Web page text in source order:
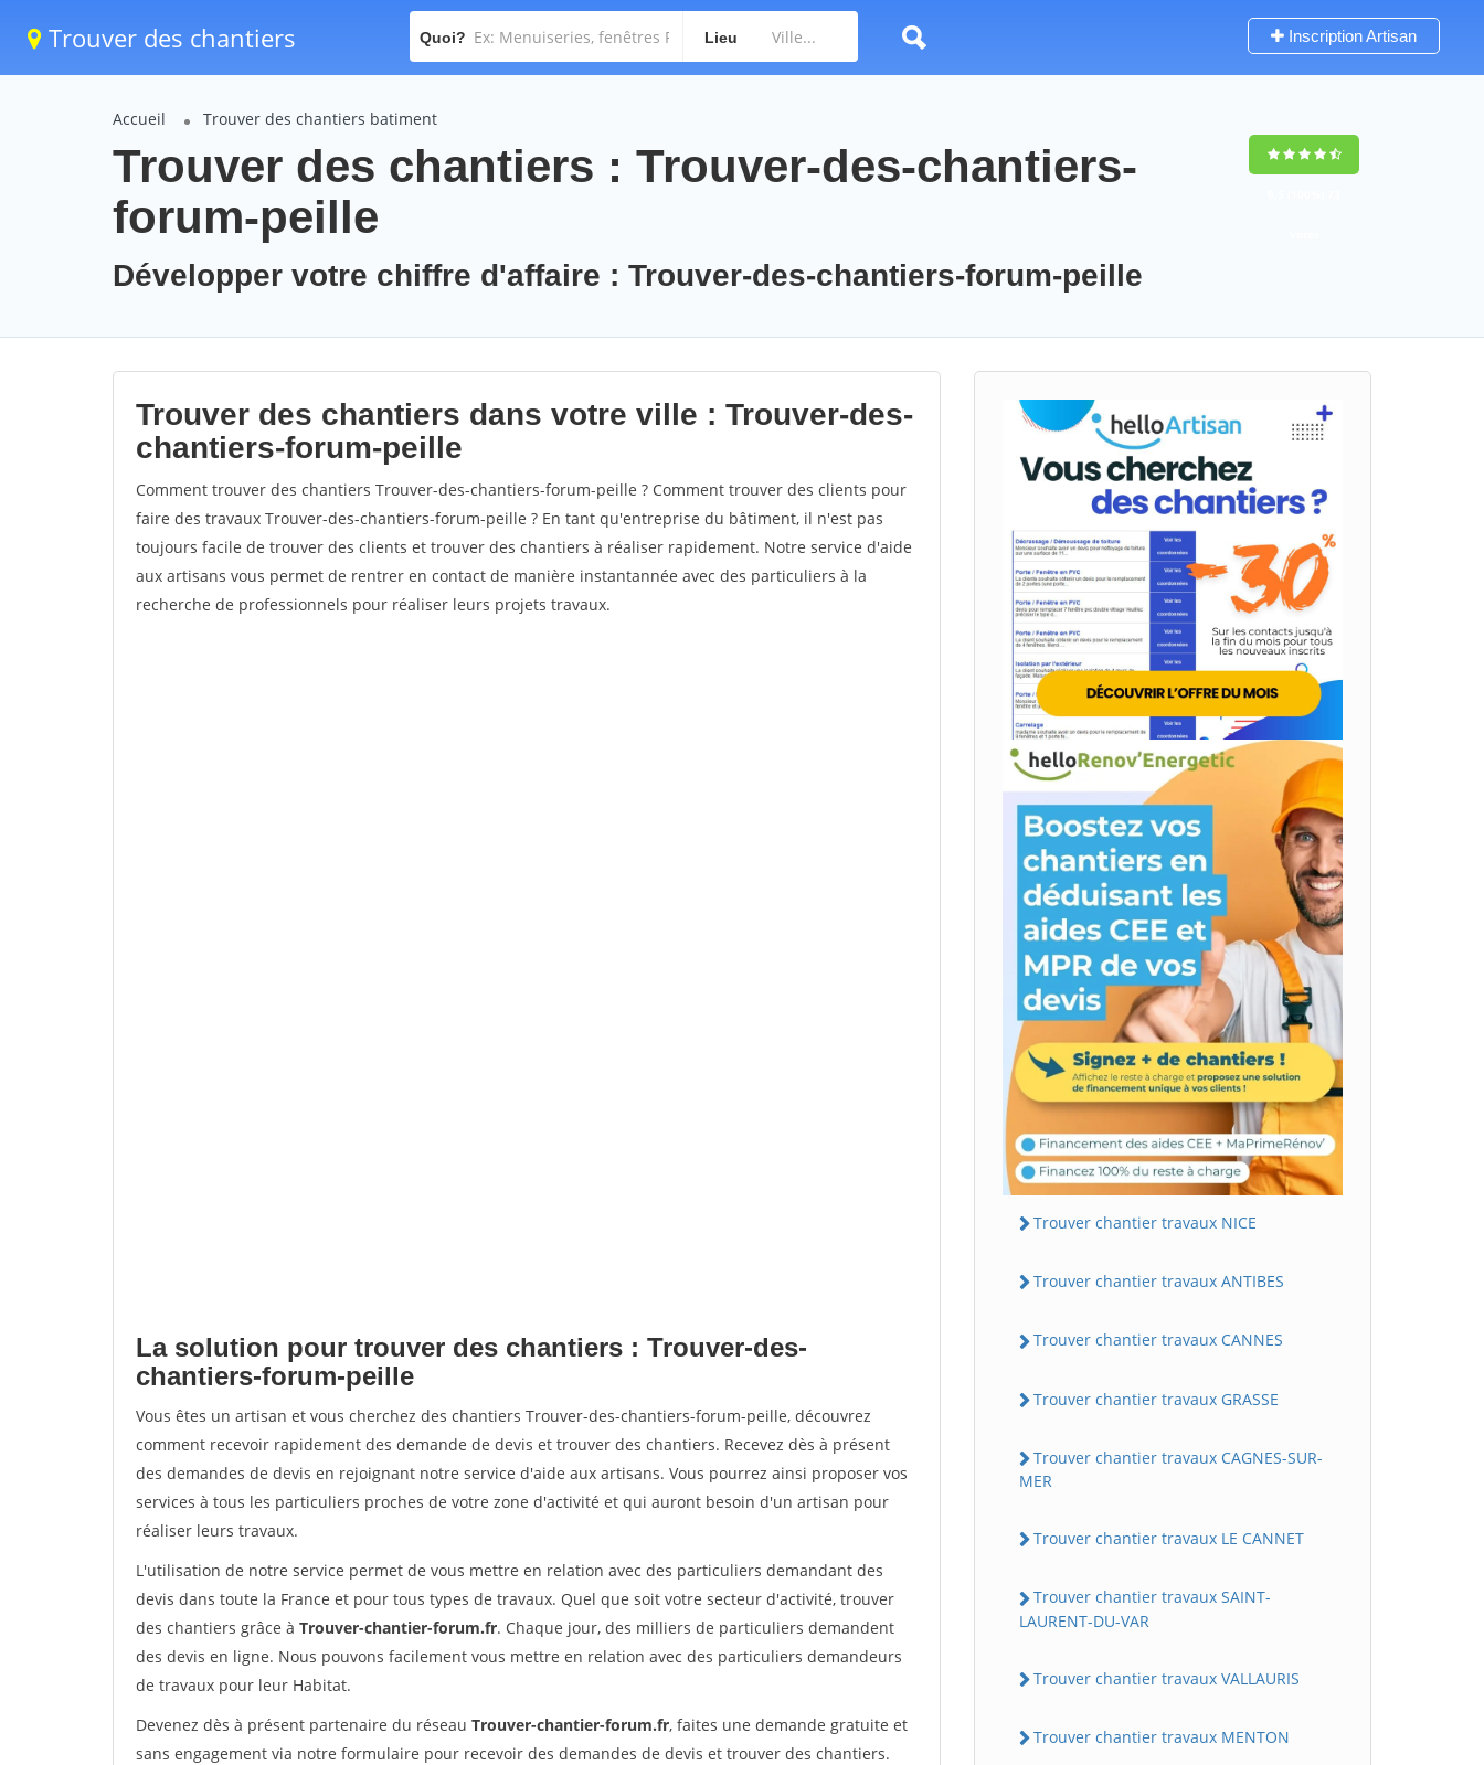
Trouver des chantiers Quoi? Lieu Inscription Artisan
Accueil Trouver des chantiers batiment
Trouver des chantiers : Trouver-des-chantiers-
forum-peille
Développer votre chiffre d'affaire : Trouver-des-chantiers-forum-peille
Trouver des chantiers dans votre ville : Trouver-des-
chantiers-forum-peille
Comment trouver des chantiers Trouver-des-chantiers-forum-peille ? Comment trouver des clients pour
faire des travaux Trouver-des-chantiers-forum-peille ? En tant qu'entreprise du bâtiment, il n'est pas
toujours facile de trouver des clients et trouver des chantiers à réaliser rapidement. Notre service d'aide
aux artisans vous permet de rentrer en contact de manière instantannée avec des particuliers à la
recherche de professionnels pour réaliser leurs projets travaux.
La solution pour trouver des chantiers : Trouver-des-
chantiers-forum-peille
Vous êtes un artisan et vous cherchez des chantiers Trouver-des-chantiers-forum-peille, découvrez
comment recevoir rapidement des demande de devis et trouver des chantiers. Recevez dès à présent
des demandes de devis en rejoignant notre service d'aide aux artisans. Vous pourrez ainsi proposer vos
services à tous les particuliers proches de votre zone d'activité et qui auront besoin d'un artisan pour
réaliser leurs travaux.
L'utilisation de notre service permet de vous mettre en relation avec des particuliers demandant des
devis dans toute la France et pour tous types de travaux. Quel que soit votre secteur d'activité, trouver
des chantiers grâce à Trouver-chantier-forum.fr. Chaque jour, des milliers de particuliers demandent
des devis en ligne. Nous pouvons facilement vous mettre en relation avec des particuliers demandeurs
de travaux pour leur Habitat.
Devenez dès à présent partenaire du réseau Trouver-chantier-forum.fr, faites une demande gratuite et
sans engagement via notre formulaire pour recevoir des demandes de devis et trouver des chantiers.
Trouver chantier travaux NICE
Trouver chantier travaux ANTIBES
Trouver chantier travaux CANNES
Trouver chantier travaux GRASSE
Trouver chantier travaux CAGNES-SUR-
MER
Trouver chantier travaux LE CANNET
Trouver chantier travaux SAINT-
LAURENT-DU-VAR
Trouver chantier travaux VALLAURIS
Trouver chantier travaux MENTON